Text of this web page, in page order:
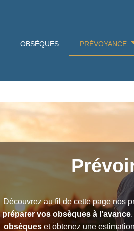
OBSÈQUES PRÉVOYANCE
Découvrez au fil de cette page nos
préparer vos obsèques à l’avance.
obsèqueset obtenez une